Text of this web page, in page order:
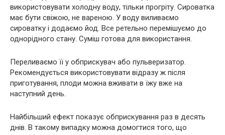
використовувати холодну воду, тільки прогріту. Сироватка
має бути свіжою, не вареною. У воду виливаємо
сироватку і додаємо йод. Все ретельно перемішуємо до
однорідного стану. Суміш готова для використання.
Переливаємо її у обприскувач або пульверизатор.
Рекомендується використовувати відразу ж після
приготування, плоди можна вживати в їжу вже на
наступний день.
Найбільший ефект показує обприскування раз в десять
днів. В такому випадку можна домогтися того, що